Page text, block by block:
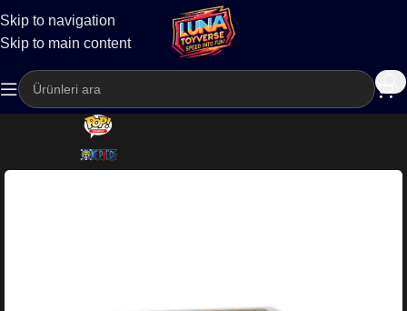
Skip to navigation
Skip to main content
Kargo